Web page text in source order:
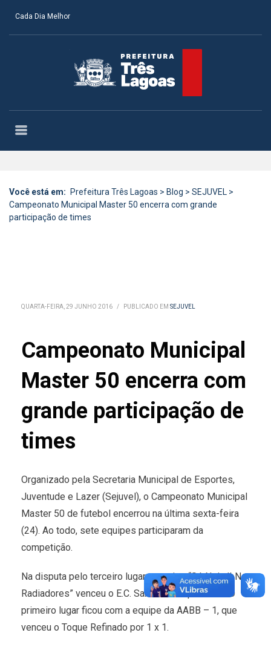
Cada Dia Melhor
Você está em: Prefeitura Três Lagoas > Blog > SEJUVEL >
Campeonato Municipal Master 50 encerra com grande
participação de times
QUARTA-FEIRA, 29 JUNHO 2016 / PUBLICADO EM SEJUVEL
Campeonato Municipal
Master 50 encerra com
grande participação de
times
Organizado pela Secretaria Municipal de Esportes,
Juventude e Lazer (Sejuvel), o Campeonato Municipal
Master 50 de futebol encerrou na última sexta-feira
(24). Ao todo, sete equipes participaram da
competição.
Na disputa pelo terceiro lugar, a equipe “Só Nois/LN
Radiadores” venceu o E.C. Santo André por 2 x 1. O
primeiro lugar ficou com a equipe da AABB – 1, que
venceu o Toque Refinado por 1 x 1.